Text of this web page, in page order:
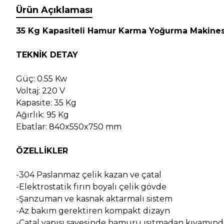
Ürün Açıklaması
35 Kg Kapasiteli Hamur Karma Yoğurma
TEKNİK DETAY
Güç: 0.55 Kw
Voltaj: 220 V
Kapasite: 35 Kg
Ağırlık: 95 Kg
Ebatlar: 840x550x750 mm
ÖZELLİKLER
-304 Paslanmaz çelik kazan ve çatal
-Elektrostatik fırın boyalı çelik gövde
-Şanzuman ve kasnak aktarmalı sistem
-Az bakım gerektiren kompakt dizayn